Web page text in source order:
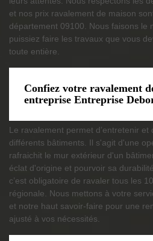
et nos prix ravalement de maison
département 09100. Nous faisons le
puissiez faire les travaux que vous
toute entière.
Confiez votre ravalement
entreprise Entreprise
Le ravalement permet d’entretenir
différents bâtiments. Il s'agit d'une
rafraichit le mur extérieur d'un
éclat d'origine et pourvoir sa
c’est obligatoire de ravaler tous les
régionale. Nous mettons à votre
et notre haut savoir-faire pour une
ajusté à vos nécessités.